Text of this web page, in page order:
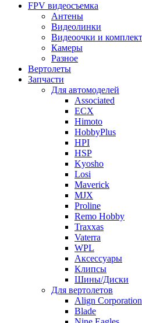
FPV видеосъемка
Антены
Видеолинки
Видеоочки и
Камеры
Разное
Вертолеты
Запчасти
Для автомоделей
Associated
ECX
Himoto
HobbyPlus
HPI
HSP
Kyosho
Losi
Maverick
MJX
Proline
Remo Hobby
Traxxas
Vaterra
WPL
Аксессуары
Клипсы
Шины/Диски
Для вертолетов
Align Corporation
Blade